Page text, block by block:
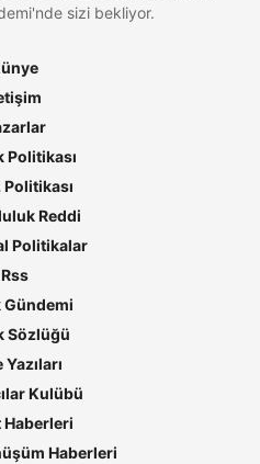
sizi bekliyor.
Politikası
Reddi
Politikalar
Rss
Gündemi
Sözlüğü
Kulübü
Haberleri
Haberleri